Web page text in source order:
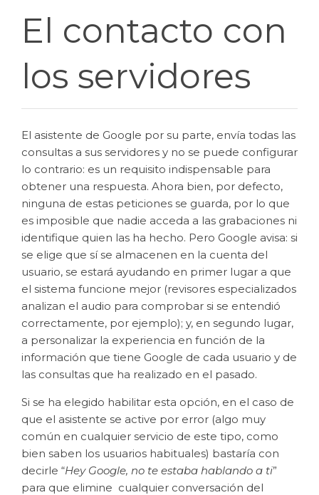
El contacto con
los servidores
El asistente de Google por su parte, envía todas las
consultas a sus servidores y no se puede configurar
lo contrario: es un requisito indispensable para
obtener una respuesta. Ahora bien, por defecto,
ninguna de estas peticiones se guarda, por lo que
es imposible que nadie acceda a las grabaciones ni
identifique quien las ha hecho. Pero Google avisa: si
se elige que sí se almacenen en la cuenta del
usuario, se estará ayudando en primer lugar a que
el sistema funcione mejor (revisores especializados
analizan el audio para comprobar si se entendió
correctamente, por ejemplo); y, en segundo lugar,
a personalizar la experiencia en función de la
información que tiene Google de cada usuario y de
las consultas que ha realizado en el pasado.
Si se ha elegido habilitar esta opción, en el caso de
que el asistente se active por error (algo muy
común en cualquier servicio de este tipo, como
bien saben los usuarios habituales) bastaría con
decirle “Hey Google, no te estaba hablando a ti”
para que elimine cualquier conversación del